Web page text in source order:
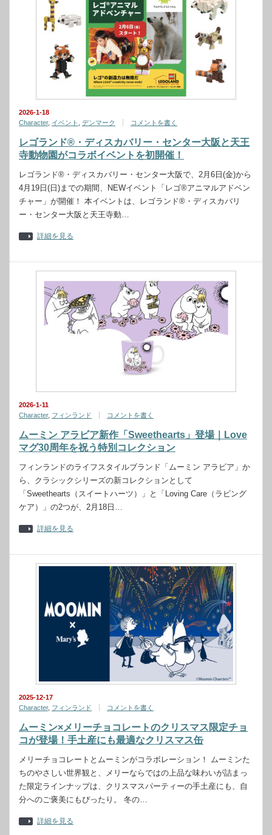
2026-1-18
Character, イベント デンマーク コメントを書く
レゴランド®・ディスカバリー・センター大阪と天王
寺動物園がコラボイベントを初開催！
レゴランド®・ディスカバリー・センター大阪で、2月6日(金)から
4月19日(日)までの期間、NEWイベント「レゴ®アニマルアドベン
チャー」が開催！ 本イベントは、レゴランド®・ディスカバリ
ー・センター大阪と天王寺動…
詳細を見る
2026-1-11
Character, フィンランド コメントを書く
ムーミン アラビア新作「Sweethearts」登場｜Love
マグ30周年を祝う特別コレクション
フィンランドのライフスタイルブランド「ムーミン アラビア」か
ら、クラシックシリーズの新コレクションとして
「Sweethearts（スイートハーツ）」と「Loving Care（ラビング
ケア）」の2つが、2月18日…
詳細を見る
2025-12-17
Character, フィンランド コメントを書く
ムーミン×メリーチョコレートのクリスマス限定チョ
コが登場！手土産にも最適なクリスマス缶
メリーチョコレートとムーミンがコラボレーション！ ムーミンた
ちのやさしい世界観と、メリーならではの上品な味わいが詰まっ
た限定ラインナップは、クリスマスパーティーの手土産にも、自
分へのご褒美にもぴったり。 冬の…
詳細を見る